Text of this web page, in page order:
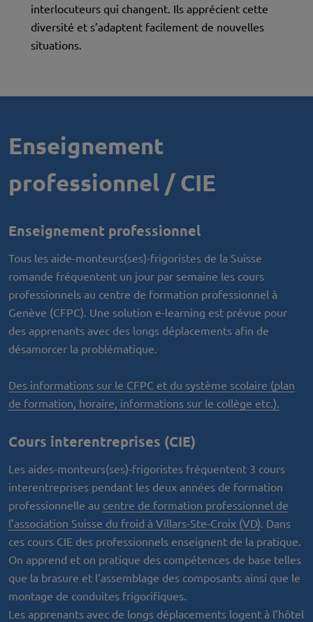
interlocuteurs qui changent. Ils apprécient cette
diversité et s’adaptent facilement de nouvelles
situations.
Enseignement
professionnel / CIE
Enseignement professionnel
Tous les aide-monteurs(ses)-frigoristes de la Suisse
romande fréquentent un jour par semaine les cours
professionnels au centre de formation professionnel à
Genève (CFPC). Une solution e-learning est prévue pour
des apprenants avec des longs déplacements afin de
désamorcer la problématique.
Des informations sur le CFPC et du système scolaire (plan
de formation, horaire, informations sur le collège etc.).
Cours interentreprises (CIE)
Les aides-monteurs(ses)-frigoristes fréquentent 3 cours
interentreprises pendant les deux années de formation
professionnelle au centre de formation professionnel de
l’association Suisse du froid à Villars-Ste-Croix (VD). Dans
ces cours CIE des professionnels enseignent de la pratique.
On apprend et on pratique des compétences de base telles
que la brasure et l’assemblage des composants ainsi que le
montage de conduites frigorifiques.
Les apprenants avec de longs déplacements logent à l’hôtel